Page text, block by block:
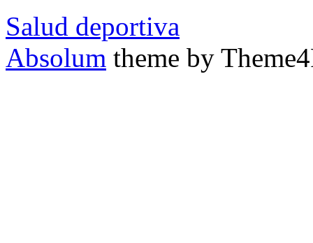
Salud deportiva
Absolum theme by